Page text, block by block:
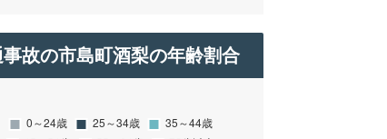
故の市島町酒梨の年齢割合